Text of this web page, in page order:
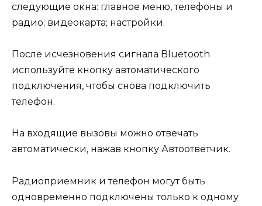
следующие окна: главное меню, телефоны и
радио; видеокарта; настройки.
После исчезновения сигнала Bluetooth
используйте кнопку автоматического
подключения, чтобы снова подключить
телефон.
На входящие вызовы можно отвечать
автоматически, нажав кнопку Автоответчик.
Радиоприемник и телефон могут быть
одновременно подключены только к одному